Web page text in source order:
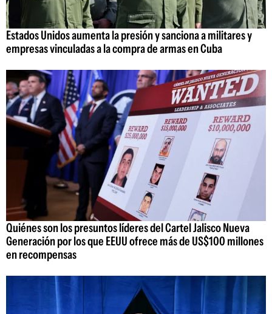
Estados Unidos aumenta la presión y sanciona a militares y
empresas vinculadas a la compra de armas en Cuba
Quiénes son los presuntos líderes del Cartel Jalisco Nueva
Generación por los que EEUU ofrece más de US$100 millones
en recompensas